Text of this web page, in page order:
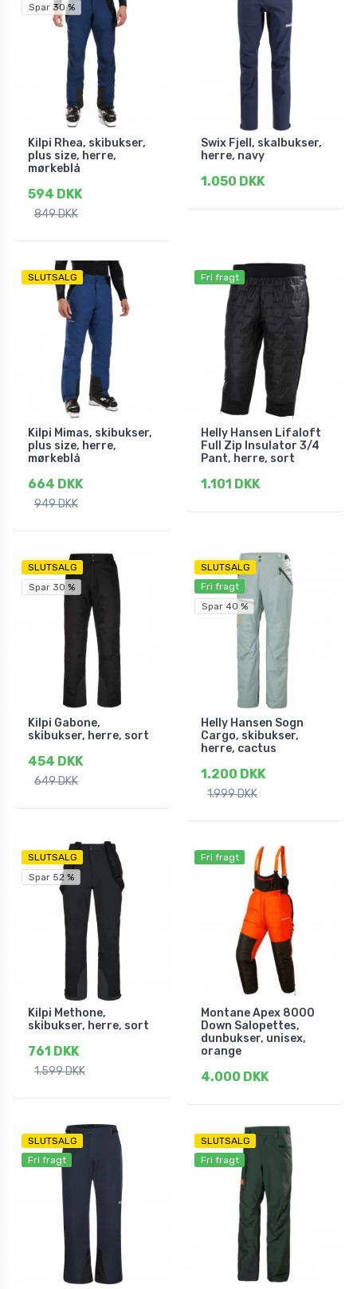
Spar 30 %
Kilpi Rhea, skibukser,
plus size, herre,
mørkeblå
594 DKK
849 DKK
Swix Fjell, skalbukser,
herre, navy
1.050 DKK
SLUTSALG
Kilpi Mimas, skibukser,
plus size, herre,
mørkeblå
664 DKK
949 DKK
Fri fragt
Helly Hansen Lifaloft
Full Zip Insulator 3/4
Pant, herre, sort
1.101 DKK
SLUTSALG
Spar 30 %
Kilpi Gabone,
skibukser, herre, sort
454 DKK
649 DKK
SLUTSALG
Fri fragt
Spar 40 %
Helly Hansen Sogn
Cargo, skibukser,
herre, cactus
1.200 DKK
1.999 DKK
SLUTSALG
Spar 52 %
Kilpi Methone,
skibukser, herre, sort
761 DKK
1.599 DKK
Fri fragt
Montane Apex 8000
Down Salopettes,
dunbukser, unisex,
orange
4.000 DKK
SLUTSALG
Fri fragt
SLUTSALG
Fri fragt